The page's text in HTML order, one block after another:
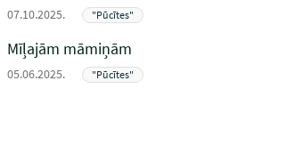
07.10.2025. "Pūcītes"
Mīļajām māmiņām
05.06.2025. "Pūcītes"